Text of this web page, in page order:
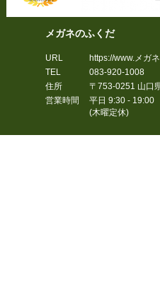
メガネのふくだ
URL
https://www.メガ
TEL
083-920-1008
住所
〒753-0251 山口
営業時間
平日 9:30 - 19:00
(木曜定休)